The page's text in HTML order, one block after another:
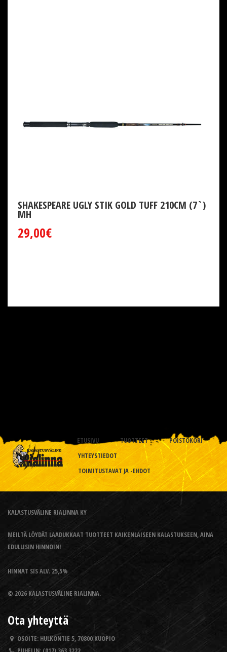
SHAKESPEARE UGLY STIK GOLD TUFF 210CM (7`)
MH
29,00€
ETUSIVU TUOTTEET
POISTOKORI
YHTEYSTIEDOT
TOIMITUSTAVAT JA -EHDOT
KALASTUSVÄLINE RIALINNA KY
MEILTÄ LÖYDÄT LAADUKKAAT TUOTTEET KAIKENLAISEEN KALASTUKSEEN, AINA
EDULLISIN HINNOIN!
HINNAT SIS ALV. 25,5%
© 2026 KALASTUSVÄLINE RIALINNA.
Ota yhteyttä
OSOITE: HULKONTIE 5, 70800 KUOPIO